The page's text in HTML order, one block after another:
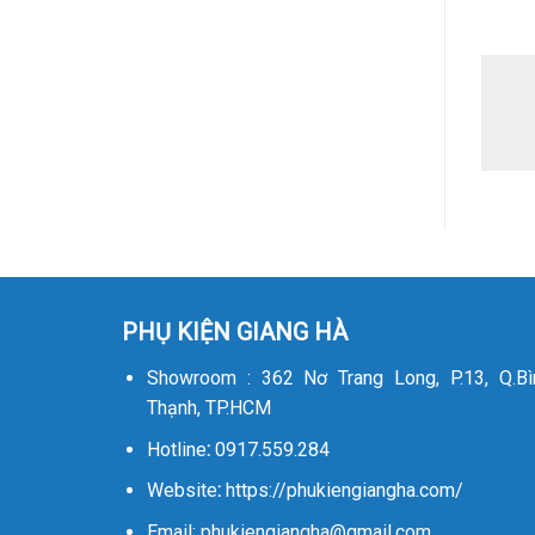
PHỤ KIỆN GIANG HÀ
Showroom : 362 Nơ Trang Long, P.13,
Thạnh, TP.HCM
Hotline:0917.559.284
Website: https://phukiengiangha.com/